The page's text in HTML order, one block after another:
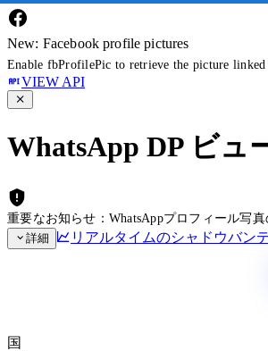
New: Facebook profile pictures
Enable fbProfilePic to retrieve the picture linked
VIEW API
WhatsApp DP ビュ
重要なお知らせ：WhatsAppプロフィール写
詳細
リアルタイムのシャドウバン
国